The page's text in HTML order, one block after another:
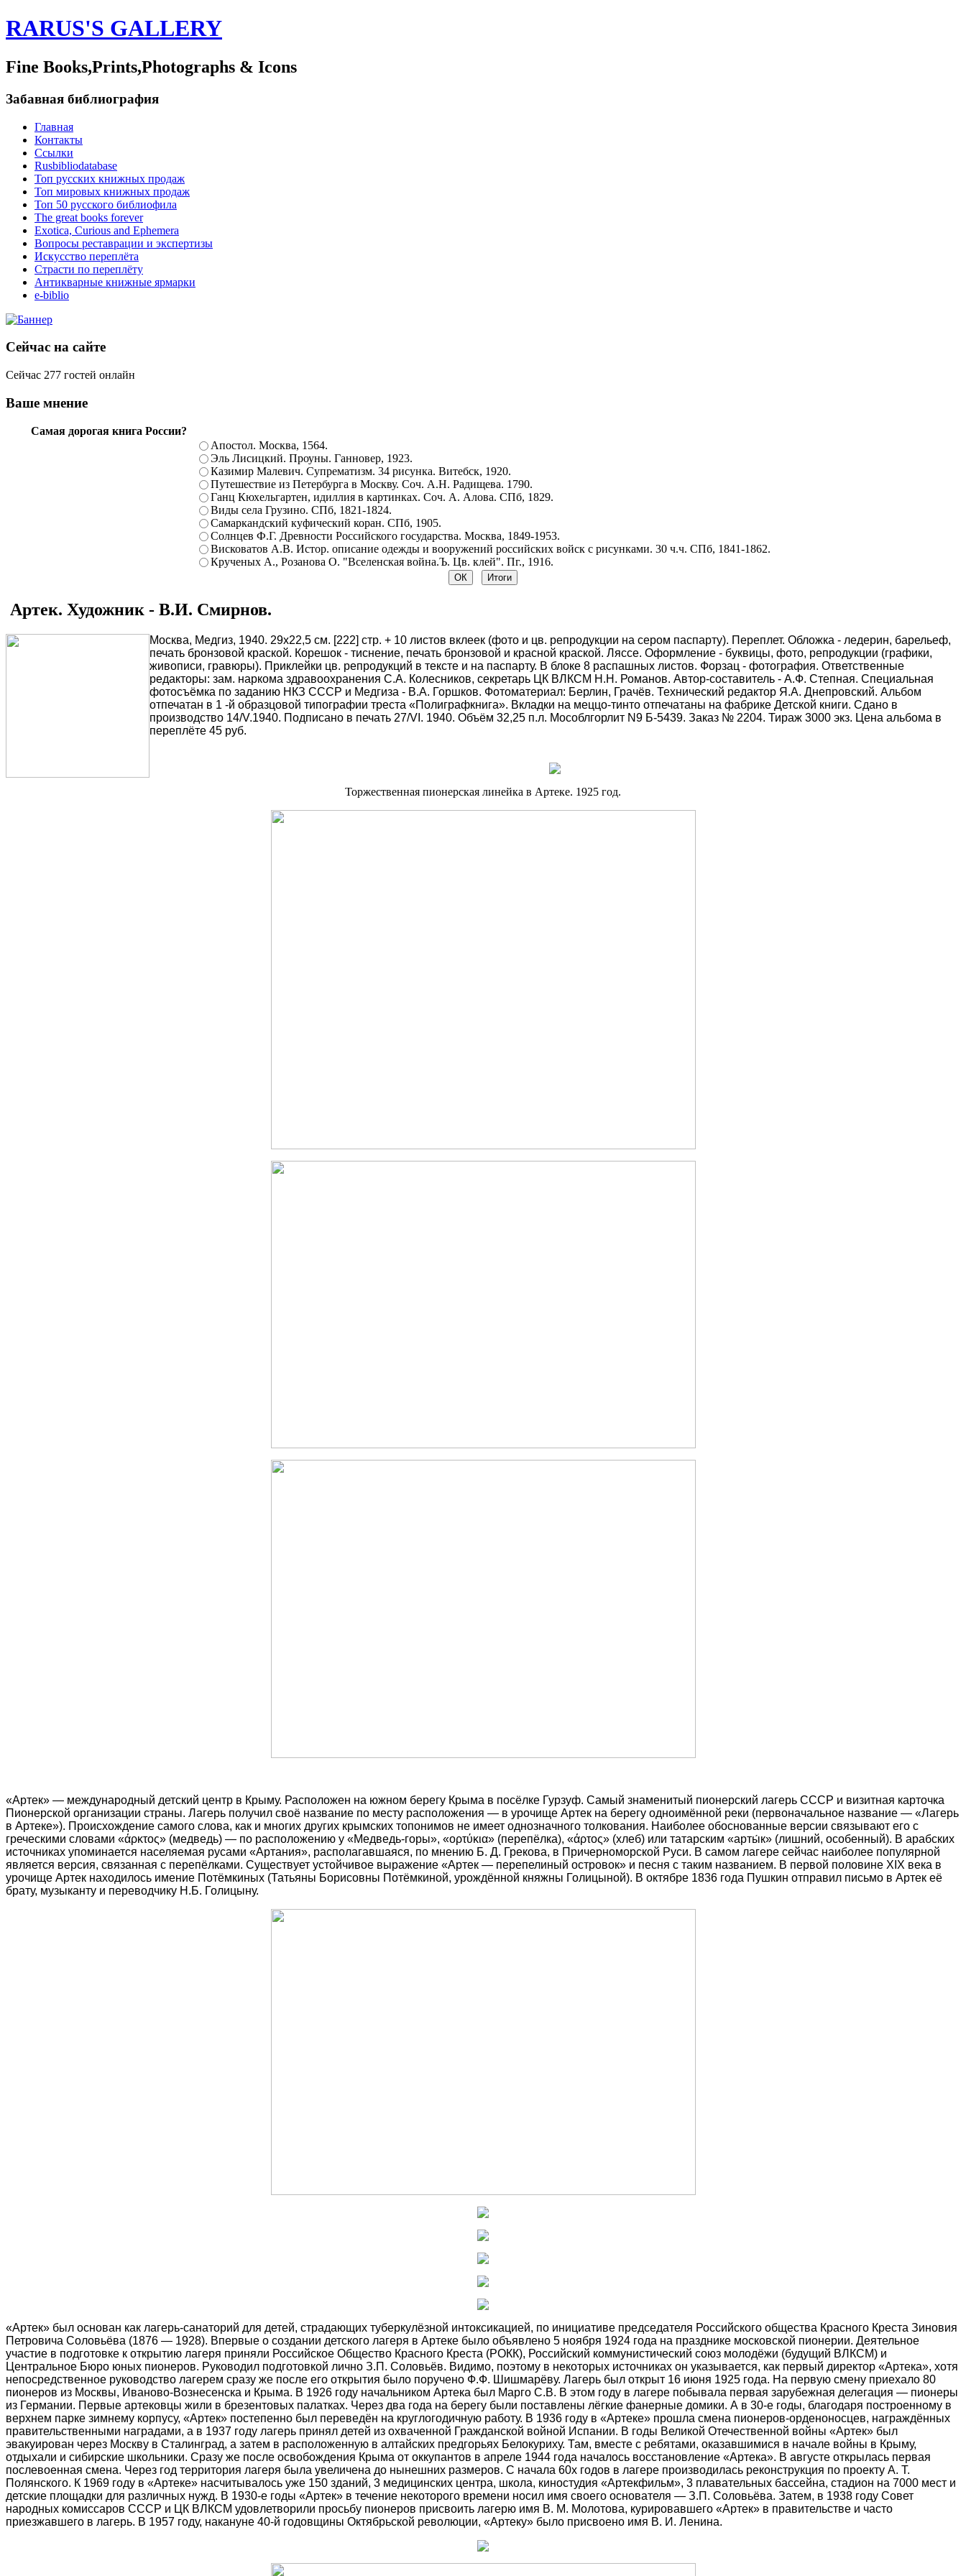
RARUS'S GALLERY
Fine Books,Prints,Photographs & Icons
Забавная библиография
Главная
Контакты
Ссылки
Rusbibliodatabase
Топ русских книжных продаж
Топ мировых книжных продаж
Топ 50 русского библиофила
The great books forever
Exotica, Curious and Ephemera
Вопросы реставрации и экспертизы
Искусство переплёта
Страсти по переплёту
Антикварные книжные ярмарки
e-biblio
Сейчас на сайте
Сейчас 277 гостей онлайн
Ваше мнение
Самая дорогая книга России?
Апостол. Москва, 1564.
Эль Лисицкий. Проуны. Ганновер, 1923.
Казимир Малевич. Супрематизм. 34 рисунка. Витебск, 1920.
Путешествие из Петербурга в Москву. Соч. А.Н. Радищева. 1790.
Ганц Кюхельгартен, идиллия в картинках. Соч. А. Алова. СПб, 1829.
Виды села Грузино. СПб, 1821-1824.
Самаркандский куфический коран. СПб, 1905.
Солнцев Ф.Г. Древности Российского государства. Москва, 1849-1953.
Висковатов А.В. Истор. описание одежды и вооружений российских войск с рисунками. 30 ч.ч. СПб, 1841-1862.
Крученых А., Розанова О. "Вселенская война.Ъ. Цв. клей". Пг., 1916.
Артек. Художник - В.И. Смирнов.
Москва, Медгиз, 1940. 29x22,5 см. [222] стр. + 10 листов вклеек (фото и цв. репродукции на сером паспарту). Переплет. Обложка - ледерин, барельеф,
печать бронзовой краской. Корешок - тиснение, печать бронзовой и красной краской. Ляссе. Оформление - буквицы, фото, репродукции (графики,
живописи, гравюры). Приклейки цв. репродукций в тексте и на паспарту. В блоке 8 распашных листов. Форзац - фотография. Ответственные
редакторы: зам. наркома здравоохранения С.А. Колесников, секретарь ЦК ВЛКСМ Н.Н. Романов. Автор-составитель - А.Ф. Степная. Специальная
фотосъёмка по заданию НКЗ СССР и Медгиза - В.А. Горшков. Фотоматериал: Берлин, Грачёв. Технический редактор Я.А. Днепровский. Альбом
отпечатан в 1 -й образцовой типографии треста «Полиграфкнига». Вкладки на меццо-тинто отпечатаны на фабрике Детской книги. Сдано в
производство 14/V.1940. Подписано в печать 27/VI. 1940. Объём 32,25 п.л. Мособлгорлит N9 Б-5439. Заказ № 2204. Тираж 3000 экз. Цена альбома в
переплёте 45 руб.
Торжественная пионерская линейка в Артеке. 1925 год.
«Артек» — международный детский центр в Крыму. Расположен на южном берегу Крыма в посёлке Гурзуф. Самый знаменитый пионерский лагерь СССР и визитная карточка
Пионерской организации страны. Лагерь получил своё название по месту расположения — в урочище Артек на берегу одноимённой реки (первоначальное название — «Лагерь
в Артеке»). Происхождение самого слова, как и многих других крымских топонимов не имеет однозначного толкования. Наиболее обоснованные версии связывают его с
греческими словами «άρκτος» (медведь) — по расположению у «Медведь-горы», «oρτύκια» (перепёлка), «άρτος» (хлеб) или татарским «арты́к» (лишний, особенный). В арабских
источниках упоминается населяемая русами «Артания», располагавшаяся, по мнению Б. Д. Грекова, в Причерноморской Руси. В самом лагере сейчас наиболее популярной
является версия, связанная с перепёлками. Существует устойчивое выражение «Артек — перепелиный островок» и песня с таким названием. В первой половине XIX века в
урочище Артек находилось имение Потёмкиных (Татьяны Борисовны Потёмкиной, урождённой княжны Голицыной). В октябре 1836 года Пушкин отправил письмо в Артек её
брату, музыканту и переводчику Н.Б. Голицыну.
«Артек» был основан как лагерь-санаторий для детей, страдающих туберкулёзной интоксикацией, по инициативе председателя Российского общества Красного Креста Зиновия
Петровича Соловьёва (1876 — 1928). Впервые о создании детского лагеря в Артеке было объявлено 5 ноября 1924 года на празднике московской пионерии. Деятельное
участие в подготовке к открытию лагеря приняли Российское Общество Красного Креста (РОКК), Российский коммунистический союз молодёжи (будущий ВЛКСМ) и
Центральное Бюро юных пионеров. Руководил подготовкой лично З.П. Соловьёв. Видимо, поэтому в некоторых источниках он указывается, как первый директор «Артека», хотя
непосредственное руководство лагерем сразу же после его открытия было поручено Ф.Ф. Шишмарёву. Лагерь был открыт 16 июня 1925 года. На первую смену приехало 80
пионеров из Москвы, Иваново-Вознесенска и Крыма. В 1926 году начальником Артека был Марго С.В. В этом году в лагере побывала первая зарубежная делегация — пионеры
из Германии. Первые артековцы жили в брезентовых палатках. Через два года на берегу были поставлены лёгкие фанерные домики. А в 30-е годы, благодаря построенному в
верхнем парке зимнему корпусу, «Артек» постепенно был переведён на круглогодичную работу. В 1936 году в «Артеке» прошла смена пионеров-орденоносцев, награждённых
правительственными наградами, а в 1937 году лагерь принял детей из охваченной Гражданской войной Испании. В годы Великой Отечественной войны «Артек» был
эвакуирован через Москву в Сталинград, а затем в расположенную в алтайских предгорьях Белокуриху. Там, вместе с ребятами, оказавшимися в начале войны в Крыму,
отдыхали и сибирские школьники. Сразу же после освобождения Крыма от оккупантов в апреле 1944 года началось восстановление «Артека». В августе открылась первая
послевоенная смена. Через год территория лагеря была увеличена до нынешних размеров. С начала 60х годов в лагере производилась реконструкция по проекту А. Т.
Полянского. К 1969 году в «Артеке» насчитывалось уже 150 зданий, 3 медицинских центра, школа, киностудия «Артекфильм», 3 плавательных бассейна, стадион на 7000 мест и
детские площадки для различных нужд. В 1930-е годы «Артек» в течение некоторого времени носил имя своего основателя — З.П. Соловьёва. Затем, в 1938 году Совет
народных комиссаров СССР и ЦК ВЛКСМ удовлетворили просьбу пионеров присвоить лагерю имя В. М. Молотова, курировавшего «Артек» в правительстве и часто
приезжавшего в лагерь. В 1957 году, накануне 40-й годовщины Октябрьской революции, «Артеку» было присвоено имя В. И. Ленина.